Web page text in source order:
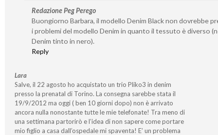
Redazione Peg Perego
Buongiorno Barbara, il modello Denim Black non dovrebbe
i problemi del modello Denim in quanto il tessuto è diverso
Denim tinto in nero).
Reply
Lara
Salve, il 22 agosto ho acquistato un trio Pliko3 in denim
presso la prenatal di Torino. La consegna sarebbe stata il
19/9/2012 ma oggi ( ben 10 giorni dopo) non è arrivato
ancora nulla nonostante tutte le mie telefonate! Tra meno di
una settimana partorirò e l’idea di non sapere come portare
mio figlio a casa dall’ospedale mi spaventa! E’ un problema